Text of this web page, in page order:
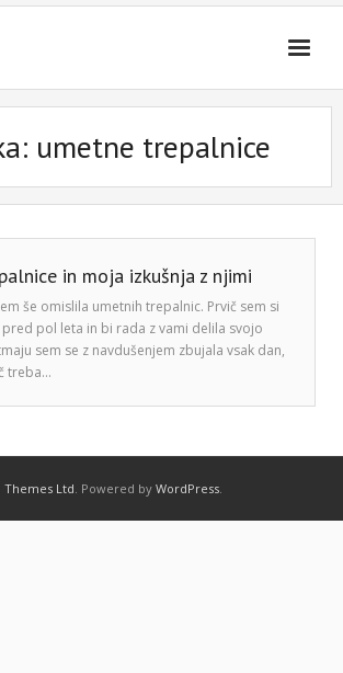
umetne trepalnice
in moja izkušnja z njimi
še omislila umetnih trepalnic. Prvič sem si
pol leta in bi rada z vami delila svojo
sem se z navdušenjem zbujala vsak dan,
treba…
Themes Ltd. Powered by WordPress.